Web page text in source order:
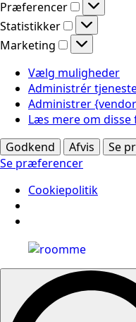
Præferencer
Statistikker
Statistikker
Marketing
Marketing
Vælg muligheder
Administrér
Administrer
Læs mere om disse
Godkend
Afvis Se
Se præferencer
Cookiepolitik